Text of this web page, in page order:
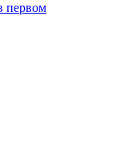
первом